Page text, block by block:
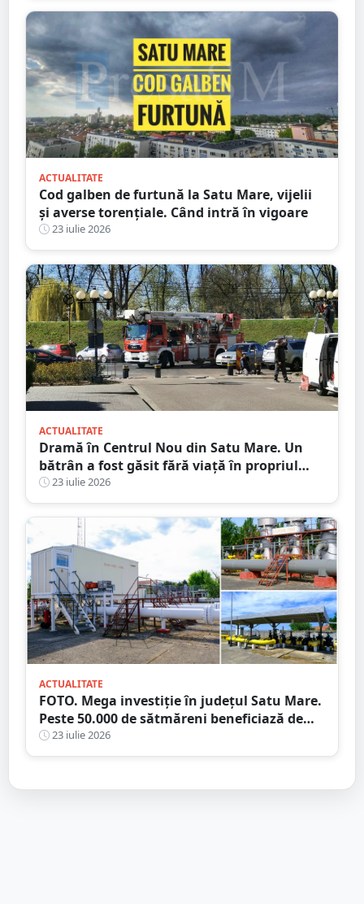
ACTUALITATE
Cod galben de furtună la Satu Mare, vijelii
și averse torențiale. Când intră în vigoare
23 iulie 2026
ACTUALITATE
Dramă în Centrul Nou din Satu Mare. Un
bătrân a fost găsit fără viață în propriul
apartament, după două zile în care nu a
mai răspuns la telefon
23 iulie 2026
ACTUALITATE
FOTO. Mega investiție în județul Satu Mare.
Peste 50.000 de sătmăreni beneficiază de
rețeaua de 39 de km!
23 iulie 2026